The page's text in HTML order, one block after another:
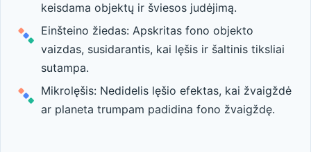
keisdama objektų ir šviesos judėjimą.
Einšteino žiedas: Apskritas fono objekto
vaizdas, susidarantis, kai lęšis ir šaltinis tiksliai
sutampa.
Mikrolęšis: Nedidelis lęšio efektas, kai žvaigždė
ar planeta trumpam padidina fono žvaigždę.